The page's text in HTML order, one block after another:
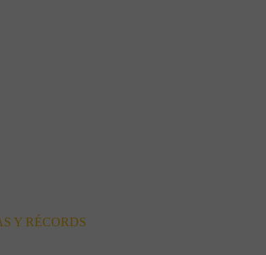
Y RÉCORDS